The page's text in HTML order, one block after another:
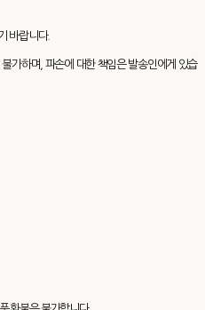
바랍니다.
가하며, 파손에 대한 책임은 발송인에게 있습